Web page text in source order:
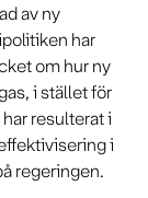
av ny
har
om hur ny
i stället för
resulterat i
i
regeringen.